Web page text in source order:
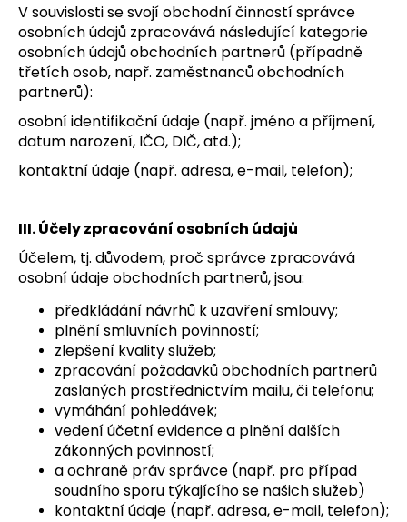
V souvislosti se svojí obchodní činností správce
osobních údajů zpracovává následující kategorie
osobních údajů obchodních partnerů (případně
třetích osob, např. zaměstnanců obchodních
partnerů):
osobní identifikační údaje (např. jméno a příjmení,
datum narození, IČO, DIČ, atd.);
kontaktní údaje (např. adresa, e-mail, telefon);
III. Účely zpracování osobních údajů
Účelem, tj. důvodem, proč správce zpracovává
osobní údaje obchodních partnerů, jsou:
předkládání návrhů k uzavření smlouvy;
plnění smluvních povinností;
zlepšení kvality služeb;
zpracování požadavků obchodních partnerů
zaslaných prostřednictvím mailu, či telefonu;
vymáhání pohledávek;
vedení účetní evidence a plnění dalších
zákonných povinností;
a ochraně práv správce (např. pro případ
soudního sporu týkajícího se našich služeb)
kontaktní údaje (např. adresa, e-mail, telefon);
u
j
e
m
e
DĚTSKÁ
TAPETA
VESMÍR